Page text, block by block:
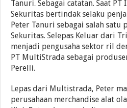
Tanuri. Sebagai catatan. Saat PT
Sekuritas bertindak selaku
Peter Tanuri sebagai salah satu
Sekuritas. Selepas Keluar dari
menjadi pengusaha sektor ril
PT MultiStrada sebagai
Perelli.
Lepas dari Multistrada, Peter
perusahaan merchandise alat